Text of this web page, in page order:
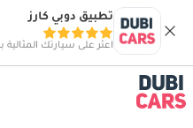
تطبيق دوبي كارز
اعثر على سيارتك المثالية
ذكاء دوبي كارز
ذكاء دوبيكارز